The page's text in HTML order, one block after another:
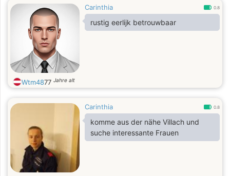
Carinthia 0.8
rustig eerlijk betrouwbaar
Wtm4877 Jahre alt
Carinthia 0.8
komme aus der nähe Villach und
suche interessante Frauen